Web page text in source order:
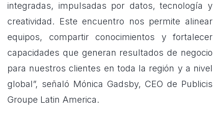
integradas, impulsadas por datos, tecnología y
creatividad. Este encuentro nos permite alinear
equipos, compartir conocimientos y fortalecer
capacidades que generan resultados de negocio
para nuestros clientes en toda la región y a nivel
global”, señaló Mónica Gadsby, CEO de Publicis
Groupe Latin America.